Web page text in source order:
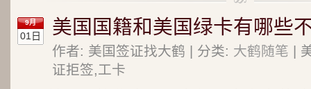
9月
01日 美国国籍和美国绿卡有哪些
作者: 美国签证找大鹤 | 分类: 大鹤随笔 |
证拒签,工卡